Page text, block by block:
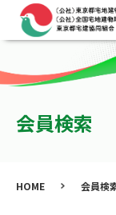
会員検索
HOME 会員検